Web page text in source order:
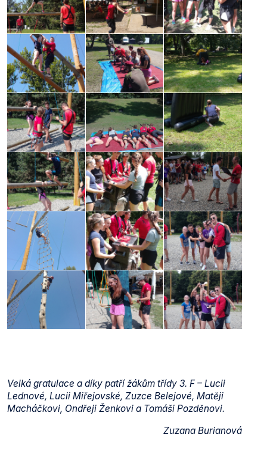
Velká gratulace a díky patří žákům třídy 3. F – Lucii
Lednové, Lucii Miřejovské, Zuzce Belejové, Matěji
Macháčkovi, Ondřeji Ženkovi a Tomáši Pozděnovi.
Zuzana Burianová